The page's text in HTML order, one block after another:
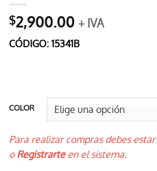
$2,900.00 + IVA
CÓDIGO: 15341B
COLOR
Para realizar compras debes estar
oRegistrarteen el sistema.